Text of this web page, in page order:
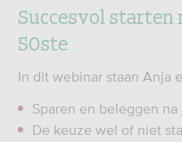
Succesvol starten
50ste
In dit webinar staan Anja
Sparen en beleggen na
De keuze wel of niet